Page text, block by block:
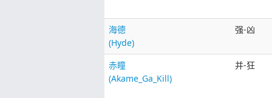
海德
(Hyde)
强-凶
赤瞳
(Akame_Ga_Kill)
并-狂